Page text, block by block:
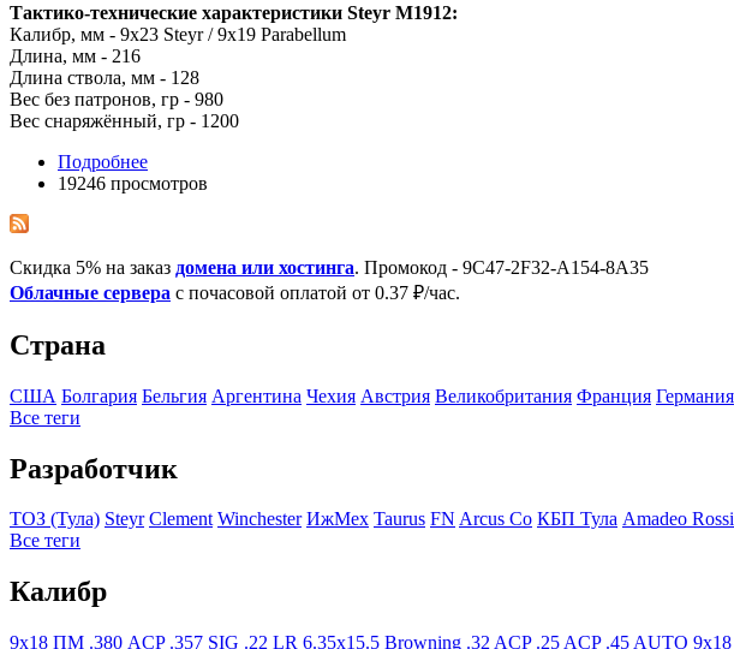
Тактико-технические характеристики Steyr M1912:
Калибр, мм - 9x23 Steyr / 9x19 Parabellum
Длина, мм - 216
Длина ствола, мм - 128
Вес без патронов, гр - 980
Вес снаряжённый, гр - 1200
Подробнее
19246 просмотров
Скидка 5% на заказ домена или хостинга. Промокод - 9C47-2F32-A154-8A35
Облачные сервера с почасовой оплатой от 0.37 ₽/час.
Страна
США Болгария Бельгия Аргентина Чехия Австрия Великобритания Франция Германия
Все теги
Разработчик
ТОЗ (Тула) Steyr Clement Winchester ИжМех Taurus FN Arcus Co КБП Тула Amadeo
Все теги
Калибр
9x18 ПМ .380 ACP .357 SIG .22 LR 6.35x15.5 Browning .32 ACP .25 ACP .45 AUTO